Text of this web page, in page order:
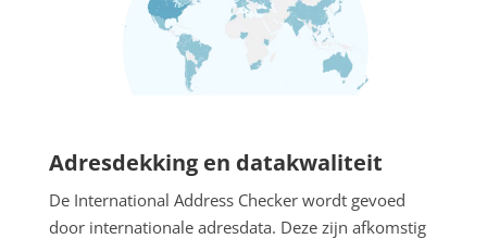
Adresdekking en datakwaliteit
De International Address Checker wordt gevoed
door internationale adresdata. Deze zijn afkomstig